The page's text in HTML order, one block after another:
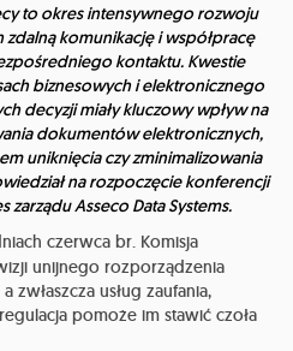
to okres intensywnego rozwoju
komunikację i współpracę
kontaktu. Kwestie
biznesowych i elektronicznego
decyzji miały kluczowy wpływ na
dokumentów elektronicznych,
uniknięcia czy zminimalizowania
na rozpoczęcie konferencji
zarządu Asseco Data Systems.
czerwca br. Komisja
unijnego rozporządzenia
zwłaszcza usług zaufania,
pomoże im stawić czoła